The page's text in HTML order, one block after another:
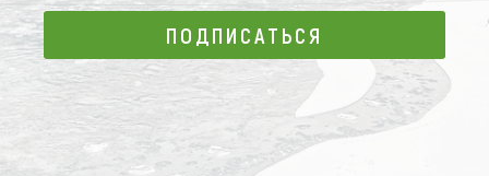
ПОДПИСАТЬСЯ
ПОДПИСАТЬСЯ